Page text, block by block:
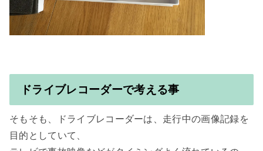
ドライブレコーダーで考える事
そもそも、ドライブレコーダーは、走行中の画像記録を
目的としていて、